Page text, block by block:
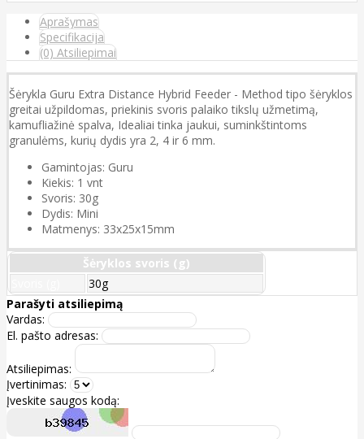
Aprašymas
Specifikacija
(0) Atsiliepimai
Šėrykla Guru Extra Distance Hybrid Feeder - Method tipo šėryklos
greitai užpildomas, priekinis svoris palaiko tikslų užmetimą,
kamufliažinė spalva, Idealiai tinka jaukui, suminkštintoms
granulėms, kurių dydis yra 2, 4 ir 6 mm.
Gamintojas: Guru
Kiekis: 1 vnt
Svoris: 30g
Dydis: Mini
Matmenys: 33x25x15mm
Šėryklos svoris (g)
30g
Parašyti atsiliepimą
Vardas:
El. pašto adresas:
Atsiliepimas:
Įvertinimas:
Įveskite saugos kodą: